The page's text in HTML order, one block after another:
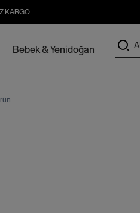
KARGO
Bebek & Yenidoğan